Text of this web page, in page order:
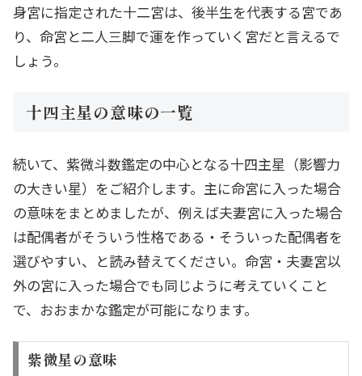
身宮に指定された十二宮は、後半生を代表する宮であ
り、命宮と二人三脚で運を作っていく宮だと言えるで
しょう。
十四主星の意味の一覧
続いて、紫微斗数鑑定の中心となる十四主星（影響力
の大きい星）をご紹介します。主に命宮に入った場合
の意味をまとめましたが、例えば夫妻宮に入った場合
は配偶者がそういう性格である・そういった配偶者を
選びやすい、と読み替えてください。命宮・夫妻宮以
外の宮に入った場合でも同じように考えていくこと
で、おおまかな鑑定が可能になります。
紫微星の意味